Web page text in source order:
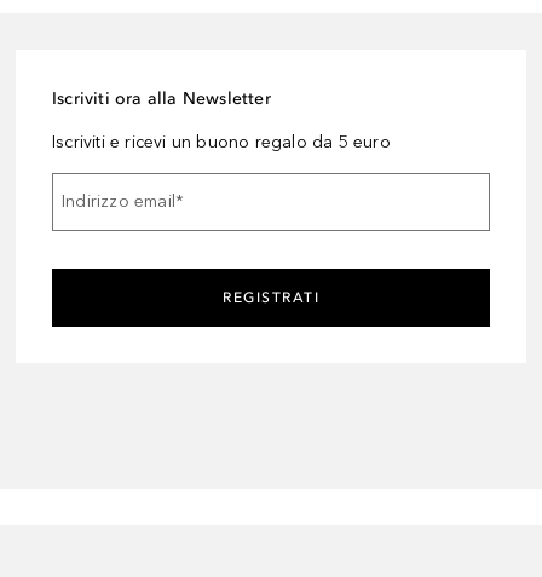
Iscriviti ora alla Newsletter
Iscriviti e ricevi un buono regalo da 5 euro
Indirizzo email*
REGISTRATI